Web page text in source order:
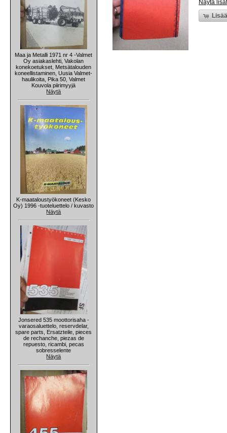
Maa ja Metalli 1971 nr 4 -Valmet
Oy asiakaslehti, Vakolan
konekoetukset, Metsätalouden
koneellistaminen, Uusia Valmet-
haulikoita, Pika 50, Valmet
Kouvola piirimyyjä
Näytä
K-maataloustyökoneet (Kesko
Oy) 1996 -tuoteluettelo / kuvasto
Näytä
Jonsered 535 moottorisaha -
varaosaluettelo, reservdelar,
spare parts, Ersatzteile, pieces
de rechanche, piezas de
repuesto, ricambi, pecas
sobresselente
Näytä
Näytä